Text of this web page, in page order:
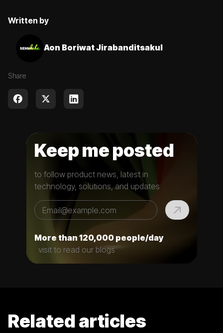
Written by
Aon Boriwat Jirabanditsakul
Share
Keep me posted
to follow product news, latest in
technology, solutions, and updates
More than 120,000 people/day
visit to read our blogs
Related articles